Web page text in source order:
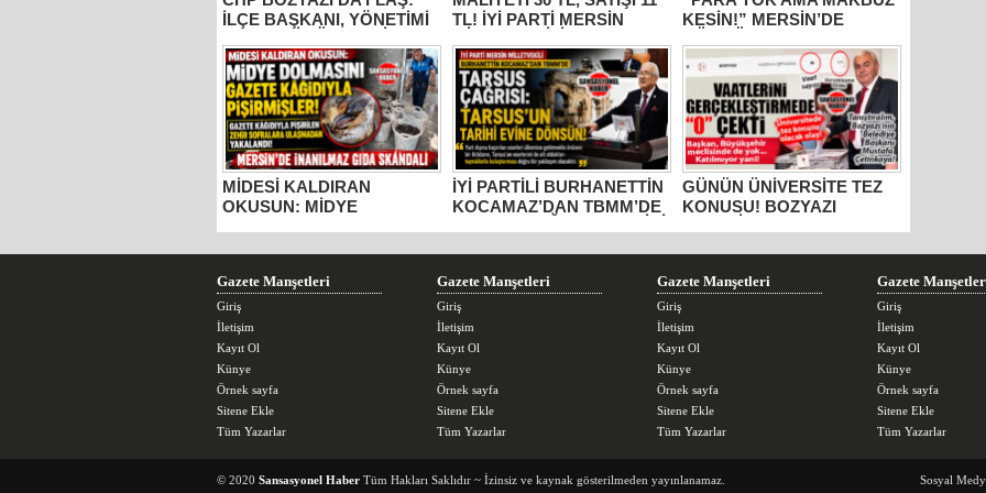
İLÇE BAŞKANI, YÖNETİMİ
PARTİDEN AYRILDI, YENİ
PARTİ’YE GİTTİ!
TL! İYİ PARTİ MERSİN
BURHANETTİN
KOCAMAZ’DAN İKTİDARA
“ÜZÜM” TEPKİSİ: “BU
KADAR VİCDANSIZLIK
YAPMAYIN!”
KESİN!” MERSİN’DE
YAZIŞMALAR!
MİDESİ KALDIRAN
OKUSUN: MİDYE
MERSİN’DE İNANILMAZ
İYİ PARTİLİ BURHANETTİN
KOCAMAZ’DAN TBMM’DE
TOPRAKLARA DÖNMELİ!”
GÜNÜN ÜNİVERSİTE TEZ
KONUSU! BOZYAZI
2 YILLIK KARNESİ
SIFIR ÇEKTİ”
Gazete Manşetleri
Giriş
İletişim
Kayıt Ol
Künye
Örnek sayfa
Sitene Ekle
Tüm Yazarlar
Gazete Manşetleri
Giriş
İletişim
Kayıt Ol
Künye
Örnek sayfa
Sitene Ekle
Tüm Yazarlar
Gazete Manşetleri
Giriş
İletişim
Kayıt Ol
Künye
Örnek sayfa
Sitene Ekle
Tüm Yazarlar
Gazete
Giriş
İletişim
Kayıt Ol
Künye
Örnek sayfa
Sitene Ekle
Tüm Yazarlar
© 2020 Sansasyonel Haber Tüm Hakları Saklıdır ~ İzinsiz ve kaynak gösterilmeden yayınlanamaz. Sosyal